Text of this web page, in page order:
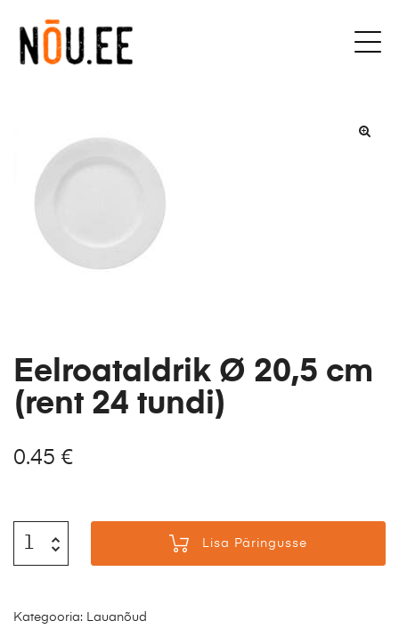
Eelroataldrik Ø 20,5 cm
(rent 24 tundi)
0.45 €
Lisa Päringusse
Kategooria: Lauanõud